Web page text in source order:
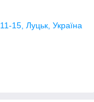
15, Луцьк, Україна